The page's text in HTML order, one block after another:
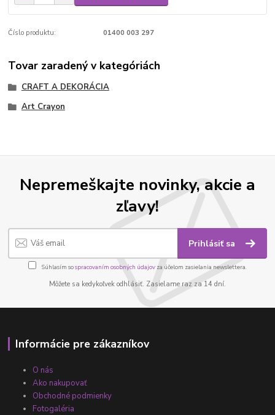
Číslo produktu: 01400 003 297
Tovar zaradený v kategóriách
CRAFT A DEKORÁCIA
Art Crayon
Nepremeškajte novinky, akcie a
zľavy!
Prihlásiť sa
Súhlasím sospracovaním osobných údajov za účelom zasielania newslettera.
Môžete sa kedykoľvek odhlásiť. Zasielame raz za 14 dní.
Informácie pre zákazníkov
O nás
Ako nakupovať
Obchodné podmienky
Fotogaléria